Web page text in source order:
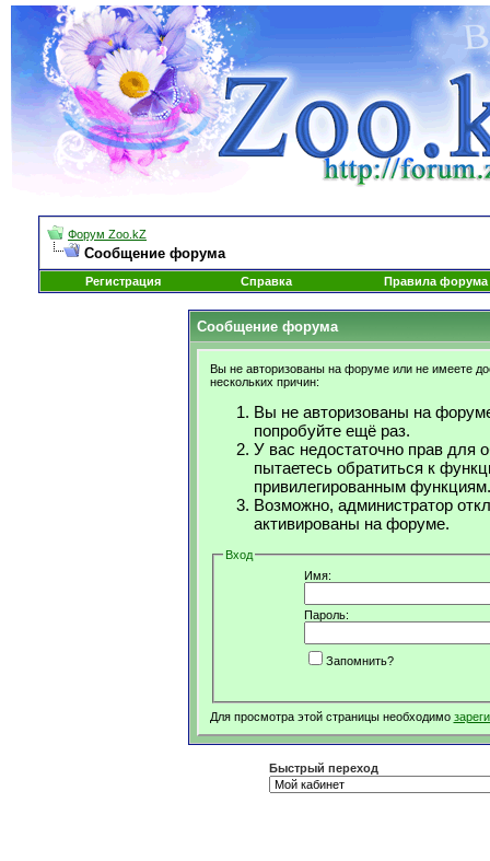
Форум Zoo.kZ
Сообщение форума
Регистрация Справка Правила форума
Сообщение форума
Вы не авторизованы на форуме или не имеете
нескольких причин:
Вы не авторизованы на
попробуйте ещё раз.
У вас недостаточно прав для
пытаетесь обратиться к
привилегированным функциям.
Возможно, администратор
активированы на форуме.
Вход
Имя:
Пароль:
Запомнить?
Для просмотра этой страницы необходимо
Быстрый переход